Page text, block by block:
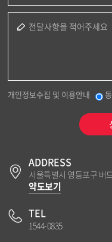
전달사항을 적어주세요
개인정보수집 및 이용안내
ADDRESS
서울특별시 영등포구 버
약도보기
TEL
1544-0835